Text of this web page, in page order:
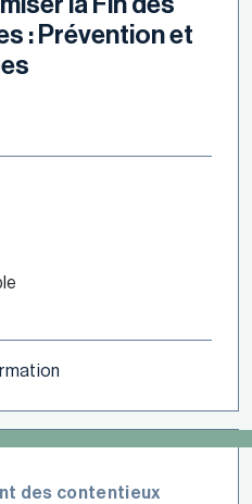
: Prévention et
des contentieux